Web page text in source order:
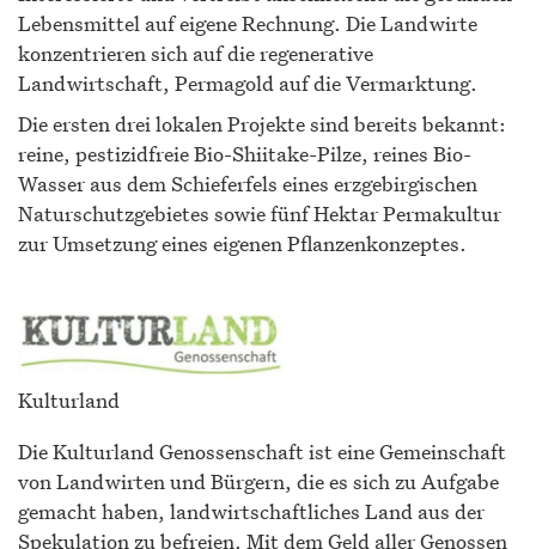
Lebensmittel auf eigene Rechnung. Die Landwirte
konzentrieren sich auf die regenerative
Landwirtschaft, Permagold auf die Vermarktung.
Die ersten drei lokalen Projekte sind bereits bekannt:
reine, pestizidfreie Bio-Shiitake-Pilze, reines Bio-
Wasser aus dem Schieferfels eines erzgebirgischen
Naturschutzgebietes sowie fünf Hektar Permakultur
zur Umsetzung eines eigenen Pflanzenkonzeptes.
Kulturland
Die Kulturland Genossenschaft ist eine Gemeinschaft
von Landwirten und Bürgern, die es sich zu Aufgabe
gemacht haben, landwirtschaftliches Land aus der
Spekulation zu befreien. Mit dem Geld aller Genossen